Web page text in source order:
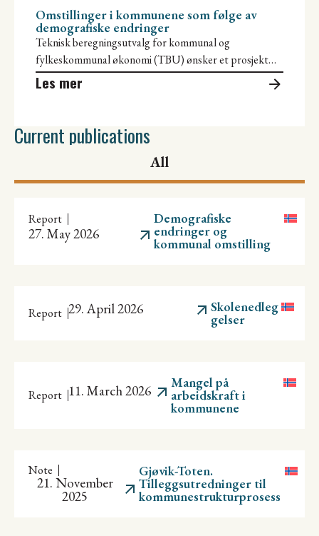
Omstillinger i kommunene som følge av
demografiske endringer
Teknisk beregningsutvalg for kommunal og
fylkeskommunal økonomi (TBU) ønsker et prosjekt
med en rapport som skal belyse hvordan demografiske
endringer
Les mer
Current publications
All
Report
27. May 2026
Demografiske
endringer og
kommunal omstilling
Report 29. April 2026 Skolenedleg
gelser
Report 11. March 2026 Mangel på
arbeidskraft i
kommunene
Note
21. November
2025
Gjøvik-Toten.
Tilleggsutredninger til
kommunestrukturprosess